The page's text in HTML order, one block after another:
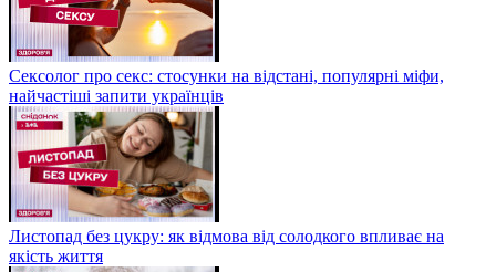
Сексолог про секс: стосунки на відстані, популярні міфи,
найчастіші запити українців
Листопад без цукру: як відмова від солодкого впливає на
якість життя